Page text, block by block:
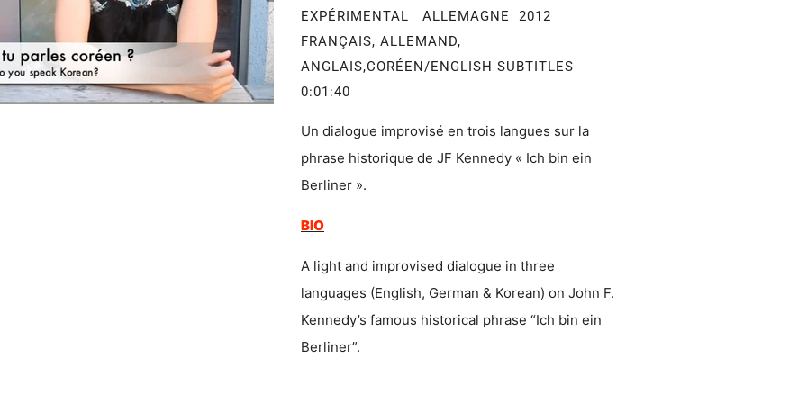
EXPÉRIMENTAL ALLEMAGNE 2012
FRANÇAIS, ALLEMAND,
ANGLAIS,CORÉEN/ENGLISH SUBTITLES
0:01:40
Un dialogue improvisé en trois langues sur la
phrase historique de JF Kennedy « Ich bin ein
Berliner ».
BIO
A light and improvised dialogue in three
languages (English, German & Korean) on John F.
Kennedy’s famous historical phrase “Ich bin ein
Berliner”.